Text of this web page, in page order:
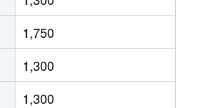
1,100万円
3,200万円
2,100万円
1,750
1,300
1,300